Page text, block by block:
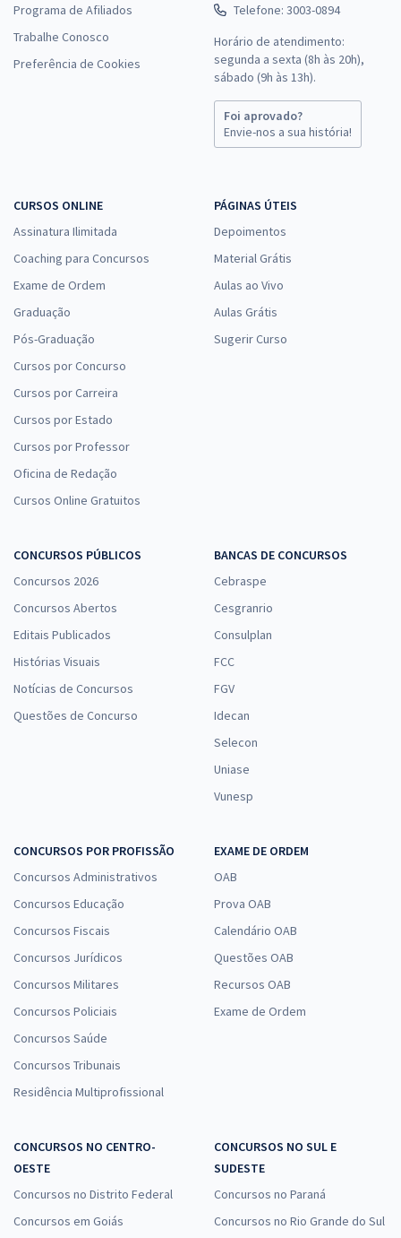
Programa de Afiliados
Trabalhe Conosco
Preferência de Cookies
Telefone: 3003-0894
Horário de atendimento:
segunda a sexta (8h às 20h),
sábado (9h às 13h).
Foi aprovado?
Envie-nos a sua história!
CURSOS ONLINE
Assinatura Ilimitada
Coaching para Concursos
Exame de Ordem
Graduação
Pós-Graduação
Cursos por Concurso
Cursos por Carreira
Cursos por Estado
Cursos por Professor
Oficina de Redação
Cursos Online Gratuitos
PÁGINAS ÚTEIS
Depoimentos
Material Grátis
Aulas ao Vivo
Aulas Grátis
Sugerir Curso
CONCURSOS PÚBLICOS
Concursos 2026
Concursos Abertos
Editais Publicados
Histórias Visuais
Notícias de Concursos
Questões de Concurso
BANCAS DE CONCURSOS
Cebraspe
Cesgranrio
Consulplan
FCC
FGV
Idecan
Selecon
Uniase
Vunesp
CONCURSOS POR PROFISSÃO
Concursos Administrativos
Concursos Educação
Concursos Fiscais
Concursos Jurídicos
Concursos Militares
Concursos Policiais
Concursos Saúde
Concursos Tribunais
Residência Multiprofissional
EXAME DE ORDEM
OAB
Prova OAB
Calendário OAB
Questões OAB
Recursos OAB
Exame de Ordem
CONCURSOS NO CENTRO-
OESTE
Concursos no Distrito Federal
Concursos em Goiás
CONCURSOS NO SUL E
SUDESTE
Concursos no Paraná
Concursos no Rio Grande do Sul